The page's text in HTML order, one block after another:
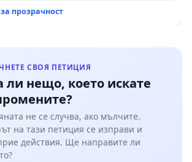
проход
прозрачност
СВОЯ ПЕТИЦИЯ
ли нещо, което искате
не се случва, ако мълчите.
на тази петиция се изправи и
действия. Ще направите ли